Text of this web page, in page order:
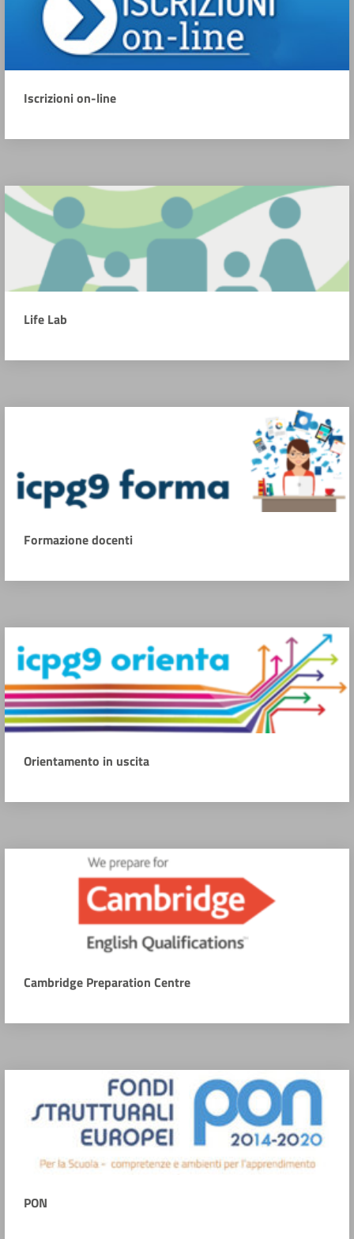
Iscrizioni on-line
Life Lab
Formazione docenti
Orientamento in uscita
Cambridge Preparation Centre
PON